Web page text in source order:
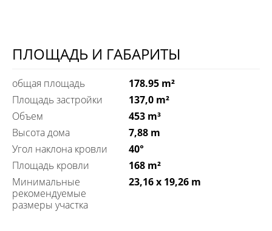
ПЛОЩАДЬ И ГАБАРИТЫ
общая площадь
178.95 m²
Площадь застройки
137,0 m²
Объем
453 m³
Высота дома
7,88 m
Угол наклона кровли
40°
Площадь кровли
168 m²
Минимальные
рекомендуемые
размеры участка
23,16 x 19,26 m